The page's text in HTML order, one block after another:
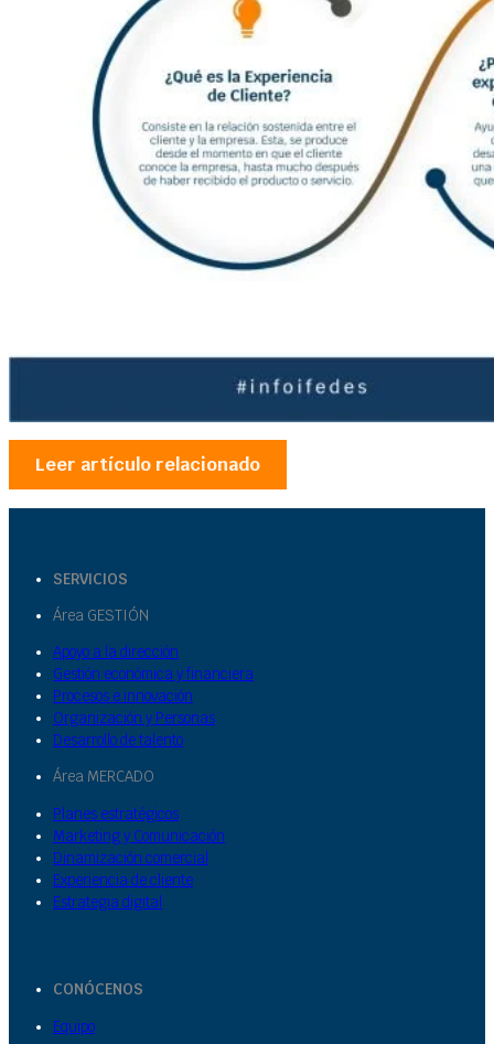
Leer artículo relacionado
SERVICIOS
Área GESTIÓN
Apoyo a la dirección
Gestión económica y financiera
Procesos e innovación
Organización y Personas
Desarrollo de talento
Área MERCADO
Planes estratégicos
Marketing y Comunicación
Dinamización comercial
Experiencia de cliente
Estrategia digital
CONÓCENOS
Equipo